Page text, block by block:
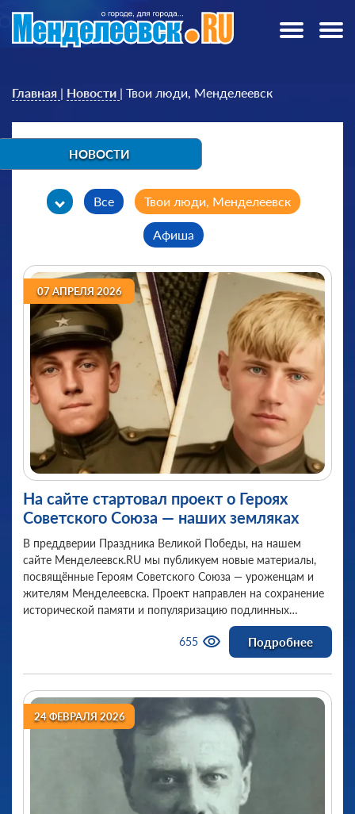
Главная | Новости | Твои люди, Менделеевск
НОВОСТИ
Все Твои люди, Менделеевск
Афиша
Видеовыпуски "Вести Менделеевска"
Выпуски "Одним дублем"
Городские новости Дорожный патруль
Интересные факты и события Конкурс
Культура Мероприятия и праздники
Новости ЖКХ Новости предприятий
Новости Республики Новости сайта
Образование Поздравления!
Спорт
Экстренные службы Юмор
07 АПРЕЛЯ 2026
На сайте стартовал проект о Героях
Советского Союза — наших земляках
В преддверии Праздника Великой Победы, на нашем
сайте Менделеевск.RU мы публикуем новые материалы,
посвящённые Героям Советского Союза — уроженцам и
жителям Менделеевска. Проект направлен на сохранение
исторической памяти и популяризацию подлинных
биографий людей, чьи подвиги стали частью общей
истории страны и нашего города.
655 Подробнее
24 ФЕВРАЛЯ 2026